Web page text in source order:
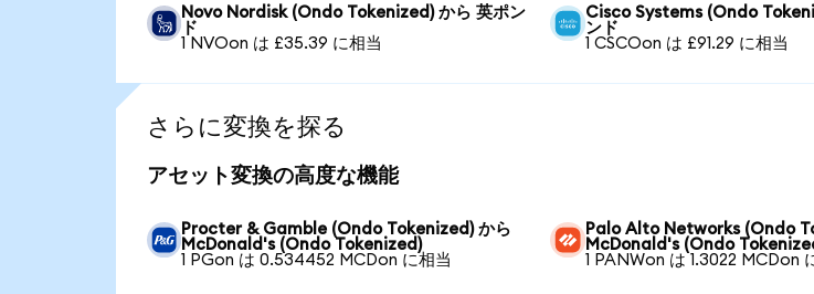
Novo Nordisk (Ondo Tokenized) から 英ポン
ド
1 NVOon は £35.39 に相当
Cisco Systems (Ondo
ンド
1 CSCOon は £91.29 に相当
さらに変換を探る
アセット変換の高度な機能
Procter & Gamble (Ondo Tokenized) から
McDonald's (Ondo Tokenized)
1 PGon は 0.534452 MCDon に相当
Palo Alto Networks (Ondo
McDonald's (Ondo
1 PANWon は 1.3022 MCDon